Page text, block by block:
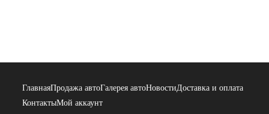
ГлавнаяПродажа автоГалерея автоНовостиДоставка и оплата
КонтактыМой аккаунт